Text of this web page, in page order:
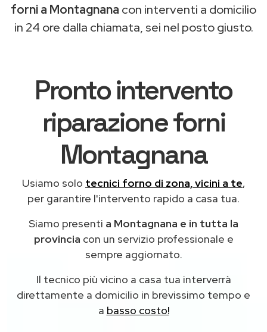
forni a Montagnana con interventi a domicilio
in 24 ore dalla chiamata, sei nel posto giusto.
Pronto intervento
riparazione forni
Montagnana
Usiamo solo tecnici forno di zona, vicini a te,
per garantire l'intervento rapido a casa tua.
Siamo presenti a Montagnana e in tutta la
provincia con un servizio professionale e
sempre aggiornato.
Il tecnico più vicino a casa tua interverrà
direttamente a domicilio in brevissimo tempo e
a basso costo!